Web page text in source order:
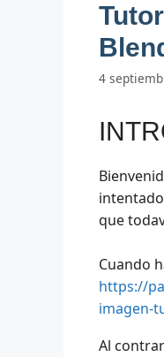
4
que
Cuando
https://
imagen-
Al